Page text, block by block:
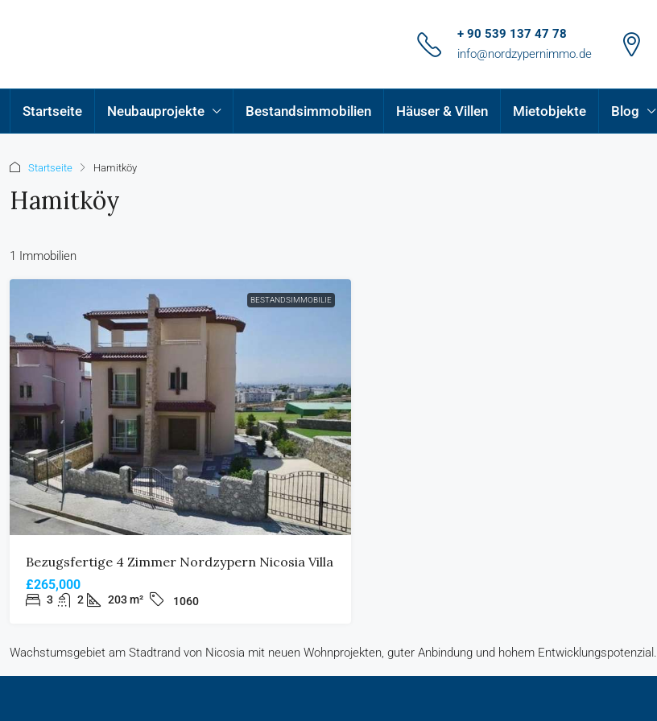
+ 90 539 137 47 78
info@nordzypernimmo.de
Startseite Neubauprojekte Bestandsimmobilien Häuser & Villen Mietobjekte Blog
Startseite Hamitköy
Hamitköy
1 Immobilien
BESTANDSIMMOBILIE
Bezugsfertige 4 Zimmer Nordzypern Nicosia Villa
£265,000
3 2 203 m² 1060
Wachstumsgebiet am Stadtrand von Nicosia mit neuen Wohnprojekten, guter Anbindung und hohem Entwicklungspotenzial.